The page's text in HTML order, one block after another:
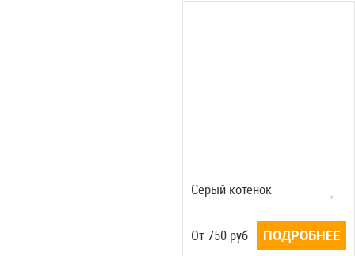
Серый котенок
Oт750руб ПОДРОБНЕЕ